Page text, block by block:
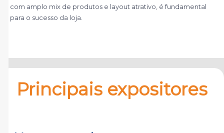
com amplo mix de produtos e layout atrativo, é fundamental
para o sucesso da loja.
Principais expositores